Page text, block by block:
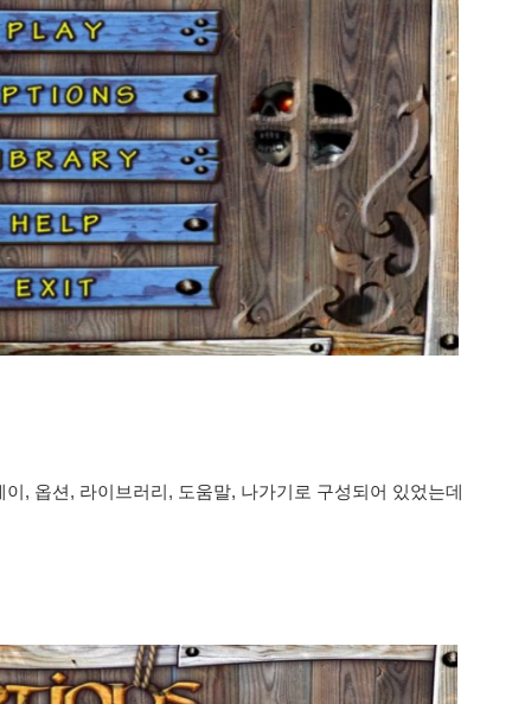
, 옵션, 라이브러리, 도움말, 나가기로 구성되어 있었는데